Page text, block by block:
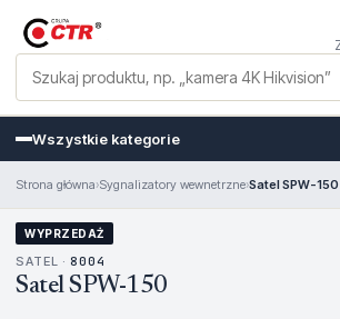
Wszystkie kategorie
Strona główna›Sygnalizatory wewnetrzne›Satel SPW-150
WYPRZEDAŻ
SATEL · 8004
Satel SPW-150